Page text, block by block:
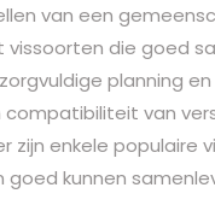
van een
die goed
planning
van
zijn enkele populaire
kunnen